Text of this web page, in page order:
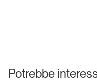
Potrebbe